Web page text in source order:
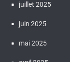
juillet 2025
juin 2025
mai 2025